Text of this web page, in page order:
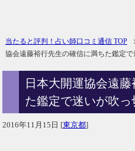
当たると評判！占い師口コミ通信 TOP
協会遠藤裕行先生の確信に満ちた鑑定で
日本大開運協会遠
た鑑定で迷いが吹
2016年11月15日 [東京都]